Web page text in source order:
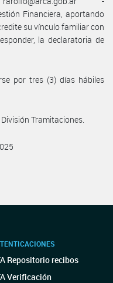
Financiera, aportando
su vínculo familiar con
la declaratoria de
por tres (3) días hábiles
Tramitaciones.
Repositorio recibos
Verificación